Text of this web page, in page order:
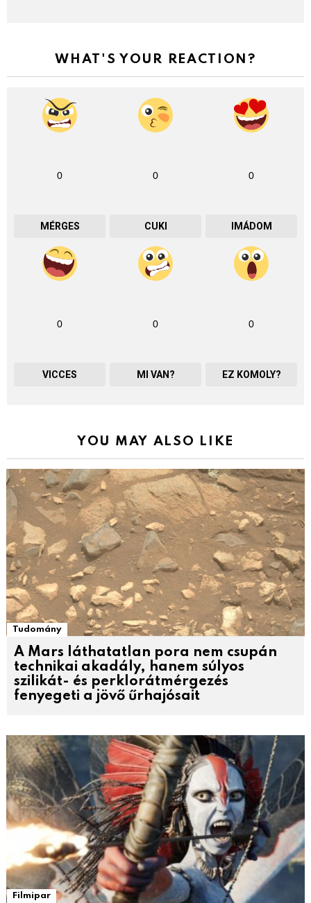
WHAT'S YOUR REACTION?
0
MÉRGES
0
CUKI
0
IMÁDOM
0
VICCES
0
MI VAN?
0
EZ KOMOLY?
YOU MAY ALSO LIKE
Tudomány
A Mars láthatatlan pora nem csupán
technikai akadály, hanem súlyos
szilikát- és perklorátmérgezés
fenyegeti a jövő űrhajósait
Filmipar